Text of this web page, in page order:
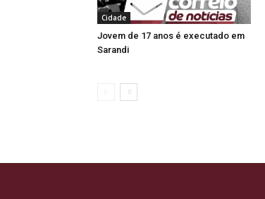
Cidade
Jovem de 17 anos é executado em
Sarandi